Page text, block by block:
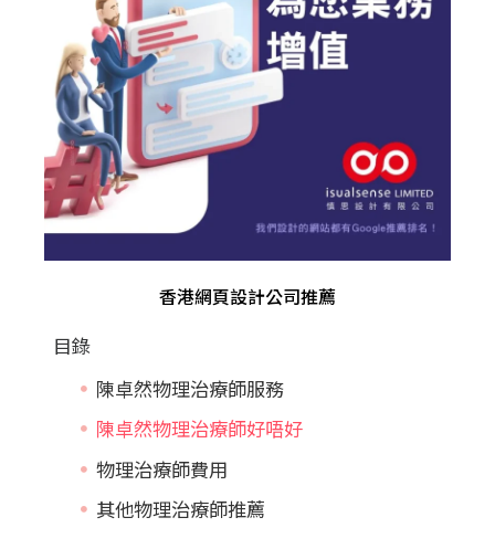
香港網頁設計公司推薦
目錄
陳卓然物理治療師服務
陳卓然物理治療師好唔好
物理治療師費用
其他物理治療師推薦